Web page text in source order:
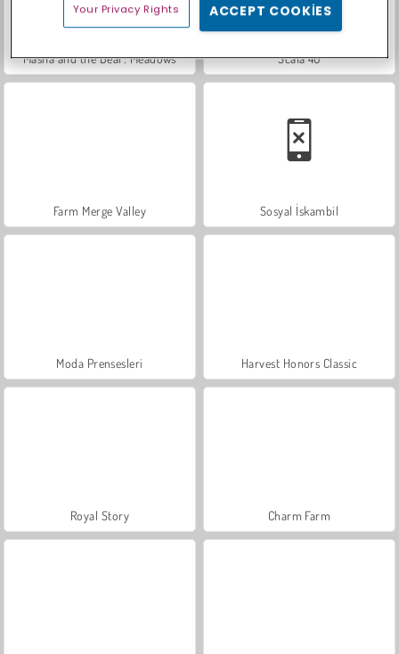
Masha and the Bear: Meadows Scala 40
Farm Merge Valley Sosyal İskambil
Moda Prensesleri Harvest Honors Classic
Royal Story Charm Farm
Your Privacy Rights ACCEPT COOKIES